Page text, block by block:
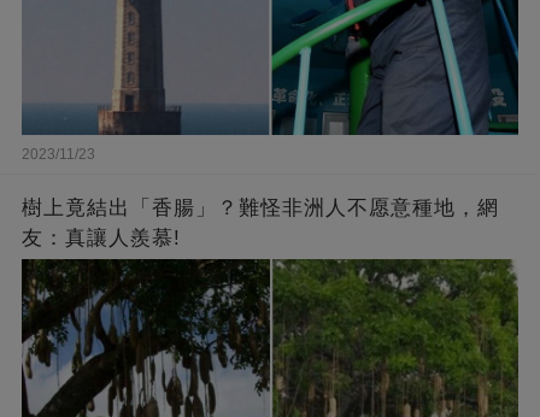
2023/11/23
樹上竟結出「香腸」？難怪非洲人不愿意種地，網
友：真讓人羨慕!